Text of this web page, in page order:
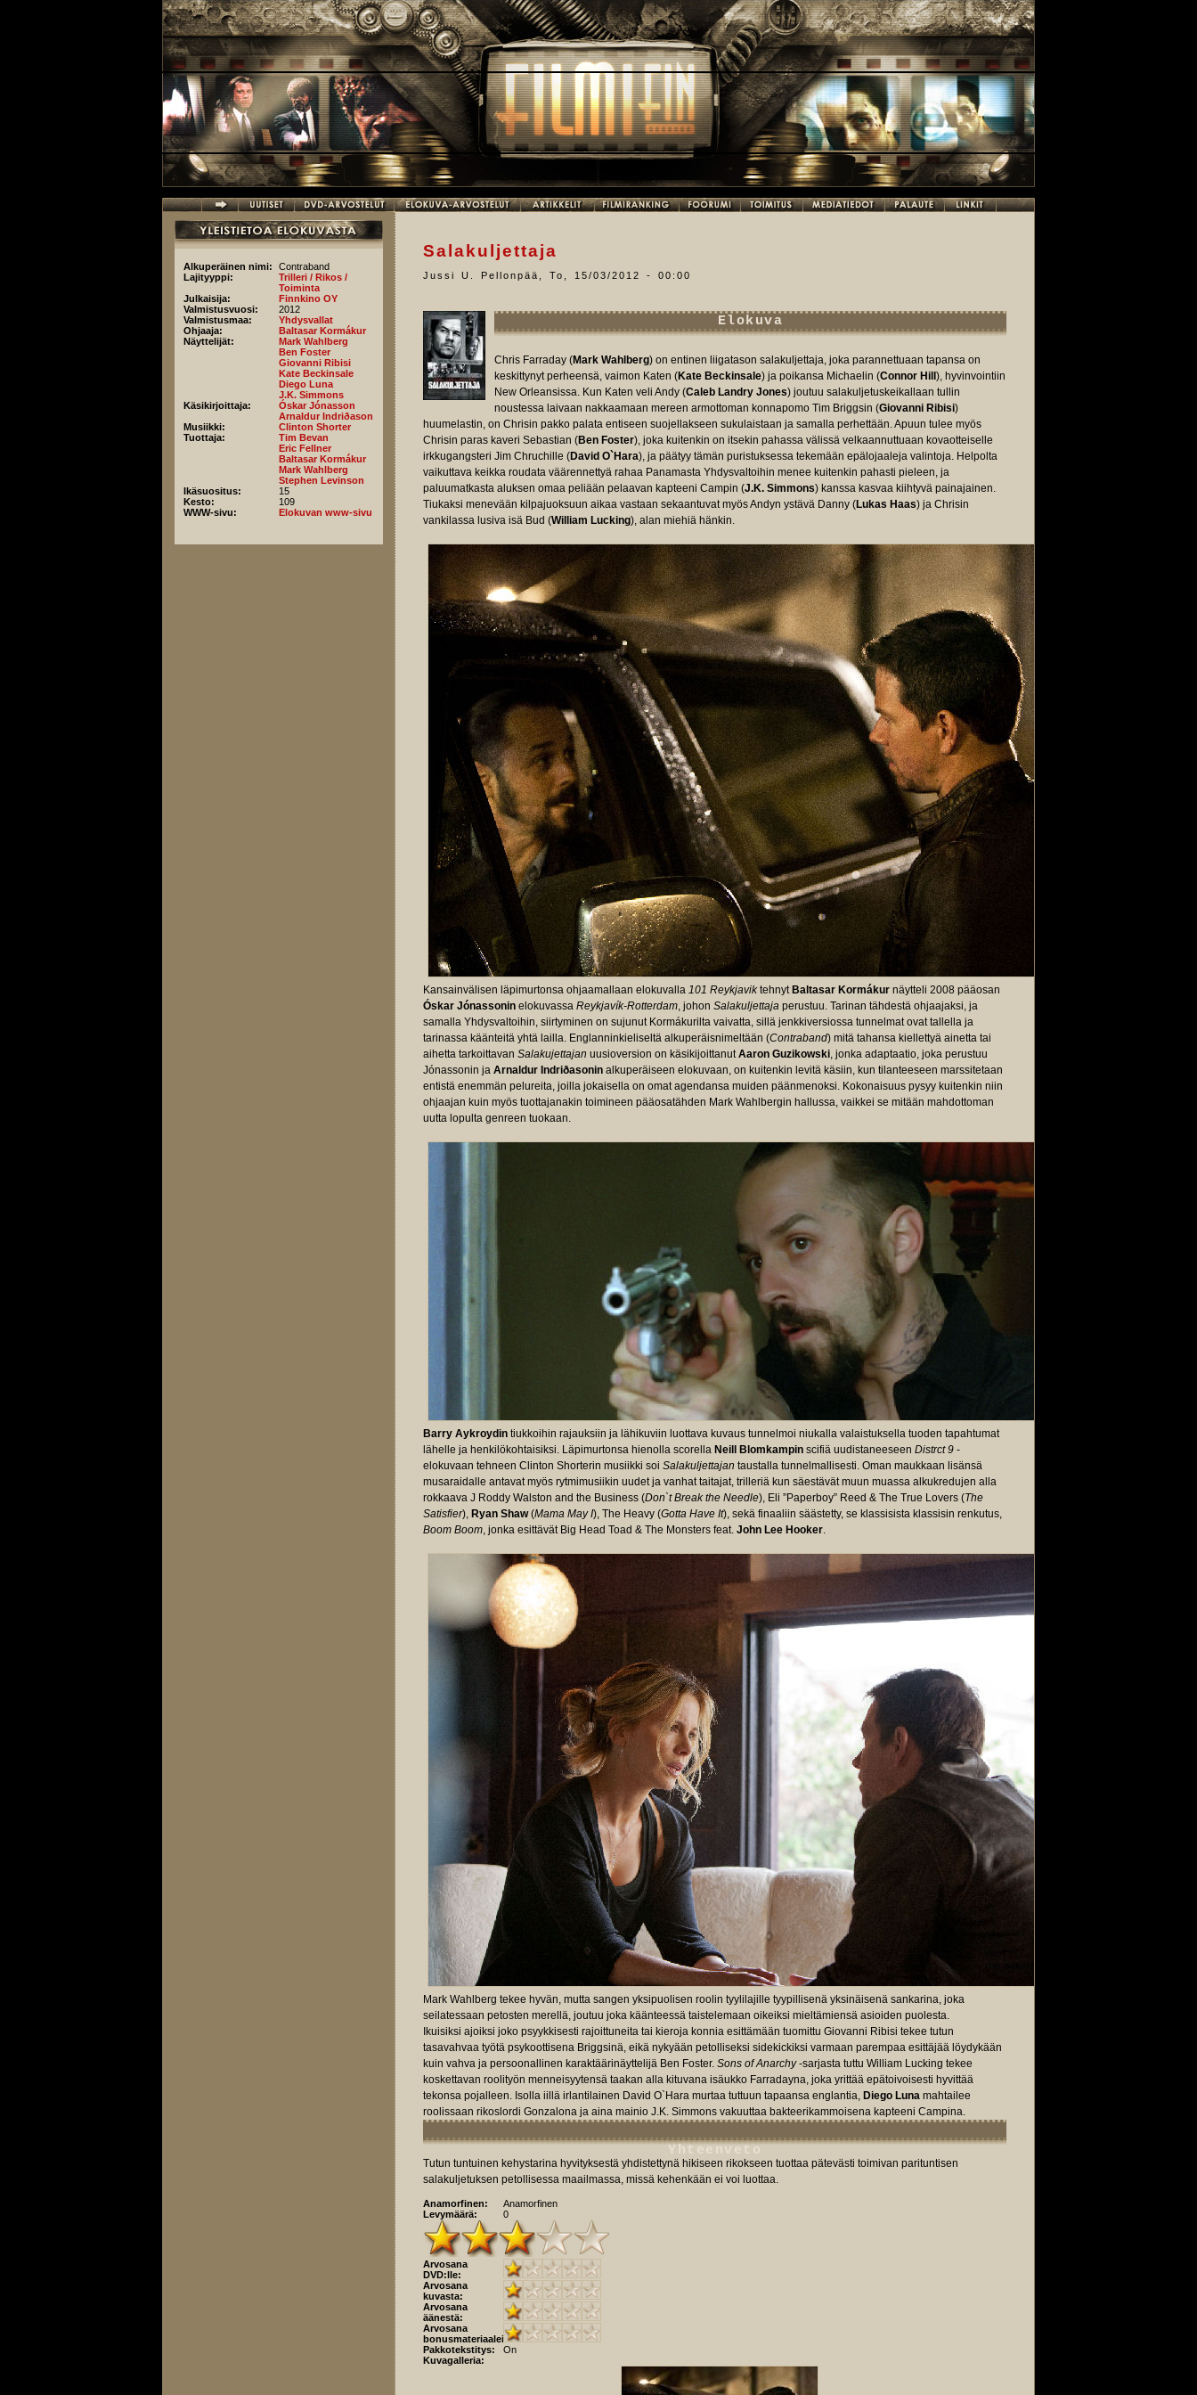
Alkuperäinen nimi:
Contraband
Lajityyppi:
Trilleri / Rikos /
Toiminta
Julkaisija:
Finnkino OY
Valmistusvuosi:
2012
Valmistusmaa:
Yhdysvallat
Ohjaaja:
Baltasar Kormákur
Näyttelijät:
Mark Wahlberg
Ben Foster
Giovanni Ribisi
Kate Beckinsale
Diego Luna
J.K. Simmons
Käsikirjoittaja:
Óskar Jónasson
Arnaldur Indriðason
Musiikki:
Clinton Shorter
Tuottaja:
Tim Bevan
Eric Fellner
Baltasar Kormákur
Mark Wahlberg
Stephen Levinson
Ikäsuositus:
15
Kesto:
109
WWW-sivu:
Elokuvan www-sivu
Salakuljettaja
Jussi U. Pellonpää To, 15/03/2012 - 00:00
Elokuva
Chris Farraday (Mark Wahlberg) on entinen liigatason salakuljettaja, joka parannettuaan tapansa on
keskittynyt perheensä, vaimon Katen (Kate Beckinsale) ja poikansa Michaelin (Connor Hill ), hyvinvointiin
New Orleansissa. Kun Katen veli Andy (Caleb Landry Jones) joutuu salakuljetuskeikallaan tullin
noustessa laivaan nakkaamaan mereen armottoman konnapomo Tim Briggsin (Giovanni Ribisi)
huumelastin, on Chrisin pakko palata entiseen suojellakseen sukulaistaan ja samalla perhettään. Apuun tulee myös
Chrisin paras kaveri Sebastian (Ben Foster), joka kuitenkin on itsekin pahassa välissä velkaannuttuaan kovaotteiselle
irkkugangsteri Jim Chruchille (David O`Hara), ja päätyy tämän puristuksessa tekemään epälojaaleja valintoja. Helpolta
vaikuttava keikka roudata väärennettyä rahaa Panamasta Yhdysvaltoihin menee kuitenkin pahasti pieleen, ja
paluumatkasta aluksen omaa peliään pelaavan kapteeni Campin (J.K. Simmons) kanssa kasvaa kiihtyvä painajainen.
Tiukaksi menevään kilpajuoksuun aikaa vastaan sekaantuvat myös Andyn ystävä Danny (Lukas Haas) ja Chrisin
vankilassa lusiva isä Bud (William Lucking), alan miehiä hänkin.
Kansainvälisen läpimurtonsa ohjaamallaan elokuvalla 101 Reykjaviktehnyt Baltasar Kormákur näytteli 2008 pääosan
Óskar Jónassonin elokuvassa Reykjavík-Rotterdam, johon Salakuljettaja perustuu. Tarinan tähdestä ohjaajaksi, ja
samalla Yhdysvaltoihin, siirtyminen on sujunut Kormákurilta vaivatta, sillä jenkkiversiossa tunnelmat ovat tallella ja
tarinassa käänteitä yhtä lailla. Englanninkieliseltä alkuperäisnimeltään (Contraband) mitä tahansa kiellettyä ainetta tai
aihetta tarkoittavan Salakujettajan uusioversion on käsikijoittanutAaron Guzikowski, jonka adaptaatio, joka perustuu
Jónassonin ja Arnaldur Indriðasonin alkuperäiseen elokuvaan, on kuitenkin levitä käsiin, kun tilanteeseen marssitetaan
entistä enemmän pelureita, joilla jokaisella on omat agendansa muiden päänmenoksi. Kokonaisuus pysyy kuitenkin niin
ohjaajan kuin myös tuottajanakin toimineen pääosatähden Mark Wahlbergin hallussa, vaikkei se mitään mahdottoman
uutta lopulta genreen tuokaan.
Barry Aykroydin tiukkoihin rajauksiin ja lähikuviin luottava kuvaus tunnelmoi niukalla valaistuksella tuoden tapahtumat
lähelle ja henkilökohtaisiksi. Läpimurtonsa hienolla scorella Neill Blomkampin scifiä uudistaneeseen Distrct 9 -
elokuvaan tehneen Clinton Shorterin musiikki soi Salakuljettajan taustalla tunnelmallisesti. Oman maukkaan lisänsä
musaraidalle antavat myös rytmimusiikin uudet ja vanhat taitajat, trilleriä kun säestävät muun muassa alkukredujen alla
rokkaava J Roddy Walston and the Business (Don`t Break the Needle), Eli ”Paperboy” Reed & The True Lovers (The
Satisfier), Ryan Shaw(Mama May I), The Heavy (Gotta Have It), sekä finaaliin säästetty, se klassisista klassisin renkutus,
Boom Boom, jonka esittävät Big Head Toad & The Monsters feat. John Lee Hooker.
Mark Wahlberg tekee hyvän, mutta sangen yksipuolisen roolin tyylilajille tyypillisenä yksinäisenä sankarina, joka
seilatessaan petosten merellä, joutuu joka käänteessä taistelemaan oikeiksi mieltämiensä asioiden puolesta.
Ikuisiksi ajoiksi joko psyykkisesti rajoittuneita tai kieroja konnia esittämään tuomittu Giovanni Ribisi tekee tutun
tasavahvaa työtä psykoottisena Briggsinä, eikä nykyään petolliseksi sidekickiksi varmaan parempaa esittäjää löydykään
kuin vahva ja persoonallinen karaktäärinäyttelijä Ben Foster. Sons of Anarchy-sarjasta tuttu William Lucking tekee
koskettavan roolityön menneisyytensä taakan alla kituvana isäukko Farradayna, joka yrittää epätoivoisesti hyvittää
tekonsa pojalleen. Isolla iillä irlantilainen David O`Hara murtaa tuttuun tapaansa englantia, Diego Luna mahtailee
roolissaan rikoslordi Gonzalona ja aina mainio J.K. Simmons vakuuttaa bakteerikammoisena kapteeni Campina.
Yhteenveto
Tutun tuntuinen kehystarina hyvityksestä yhdistettynä hikiseen rikokseen tuottaa pätevästi toimivan parituntisen
salakuljetuksen petollisessa maailmassa, missä kehenkään ei voi luottaa.
Anamorfinen:
Anamorfinen
Levymäärä:
0
Arvosana
DVD:lle:
Arvosana
kuvasta:
Arvosana
äänestä:
Arvosana
bonusmateriaaleista:
Pakkotekstitys:
On
Kuvagalleria: